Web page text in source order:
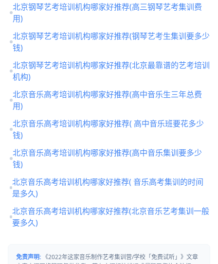
北京钢琴艺考培训机构哪家好推荐(高三钢琴艺考集训费
用)
北京钢琴艺考培训机构哪家好推荐(钢琴艺考生集训要多少
钱)
北京钢琴艺考培训机构哪家好推荐(北京最靠谱的艺考培训
机构)
北京音乐高考培训机构哪家好推荐(高中音乐生三年总费
用)
北京音乐高考培训机构哪家好推荐( 高中音乐班要花多少
钱)
北京音乐高考培训机构哪家好推荐(高中音乐集训要多少
钱)
北京音乐高考培训机构哪家好推荐( 音乐高考集训的时间
是多久)
北京音乐高考培训机构哪家好推荐(北京音乐艺考集训一般
要多久)
免责声明: 《2022年这家音乐制作艺考集训营/学校「免费试听」》文章